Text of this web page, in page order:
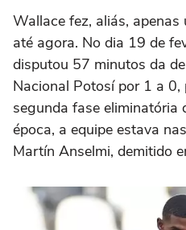
Wallace fez, aliás,
até agora. No dia 19 de
disputou 57 minutos da
Nacional Potosí por 1 a 0,
segunda fase eliminatória
época, a equipe estava
Martín Anselmi, demitido